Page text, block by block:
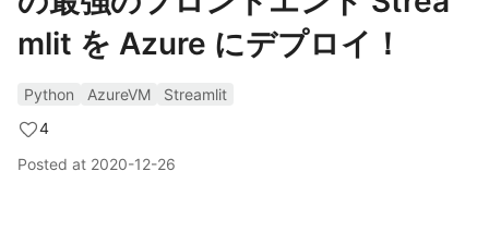
mlit を Azure にデプロイ！
Python AzureVM
Streamlit
4
Posted at 2020-12-26